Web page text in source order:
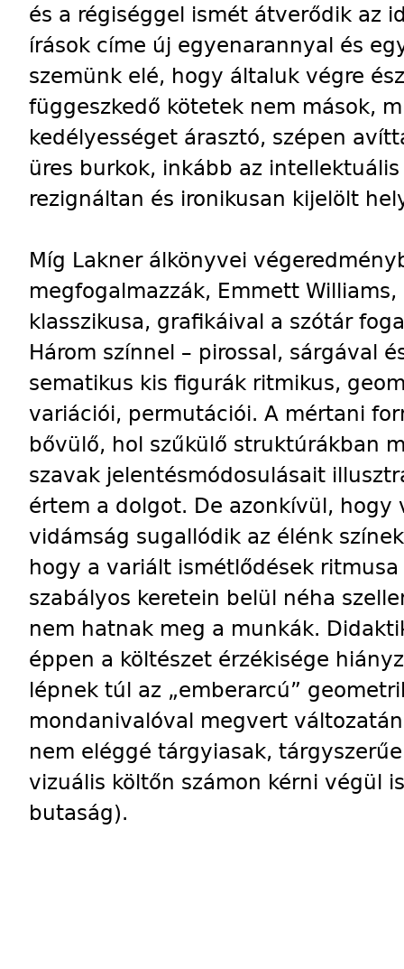
és a régiséggel ismét átverődik az
írások címe új egyenarannyal és
szemünk elé, hogy általuk végre
függeszkedő kötetek nem mások,
kedélyességet árasztó, szépen
üres burkok, inkább az
rezignáltan és ironikusan kijelölt
Míg Lakner álkönyvei
megfogalmazzák, Emmett
klasszikusa, grafikáival a szótár
Három színnel – pirossal, sárgával
sematikus kis figurák ritmikus,
variációi, permutációi. A mértani
bővülő, hol szűkülő struktúrákban
szavak jelentésmódosulásait
értem a dolgot. De azonkívül, hogy
vidámság sugallódik az élénk
hogy a variált ismétlődések
szabályos keretein belül néha
nem hatnak meg a munkák.
éppen a költészet érzékisége
lépnek túl az „emberarcú”
mondanivalóval megvert
nem eléggé tárgyiasak,
vizuális költőn számon kérni végül
butaság).